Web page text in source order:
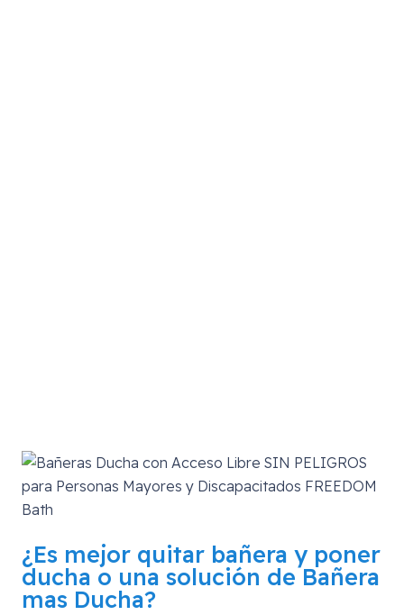
¿Es mejor quitar bañera y poner
ducha o una solución de Bañera
mas Ducha?